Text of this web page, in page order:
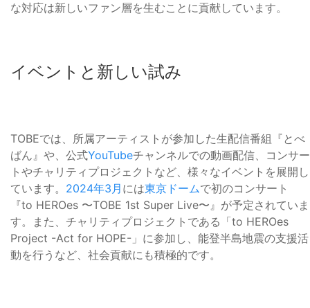
な対応は新しいファン層を生むことに貢献しています。
イベントと新しい試み
TOBEでは、所属アーティストが参加した生配信番組『とべ
ばん』や、公式YouTubeチャンネルでの動画配信、コンサー
トやチャリティプロジェクトなど、様々なイベントを展開し
ています。 2024年3月 には東京ドームで初のコンサート
『to HEROes 〜TOBE 1st Super Live〜』が予定されていま
す。また、チャリティプロジェクトである「to HEROes
Project -Act for HOPE-」に参加し、能登半島地震の支援活
動を行うなど、社会貢献にも積極的です。